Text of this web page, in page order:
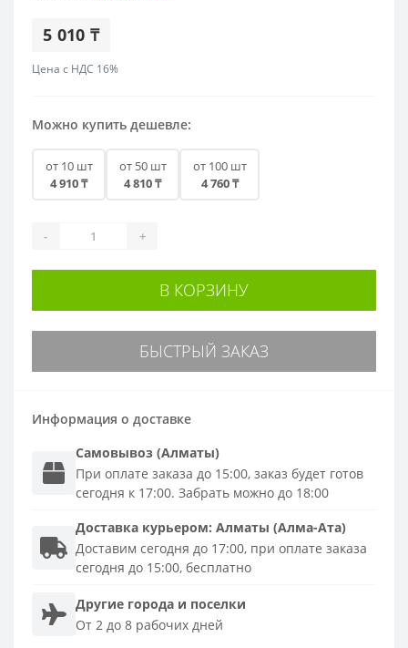
5 010 ₸
Цена с НДС 16%
Можно купить дешевле:
от 10 шт
4 910 ₸
от 50 шт
4 810 ₸
от 100 шт
4 760 ₸
- +
В КОРЗИНУ
БЫСТРЫЙ ЗАКАЗ
Информация о доставке
Самовывоз (Алматы)
При оплате заказа до 15:00, заказ будет готов
сегодня к 17:00. Забрать можно до 18:00
Доставка курьером: Алматы (Алма-Ата)
Доставим сегодня до 17:00, при оплате заказа
сегодня до 15:00, бесплатно
Другие города и поселки
От 2 до 8 рабочих дней